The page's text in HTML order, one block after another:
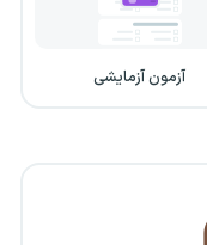
آزمون آزمایشی